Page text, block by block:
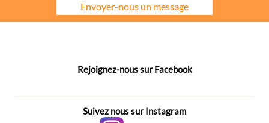
Envoyer-nous un message
Rejoignez-nous sur Facebook
Suivez nous sur Instagram